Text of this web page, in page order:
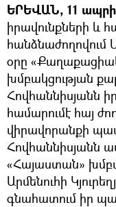
ԵՐԵՎԱՆ, 11
իրավունքների և
հանձնաժողովում
օրը
խմբակցության
Հովհաննիսյանն
համարումէ հայ
վիրավորանքի
Հովհաննիսյանն
«Հայաստան»
Արմենուհի
գնահատում իր